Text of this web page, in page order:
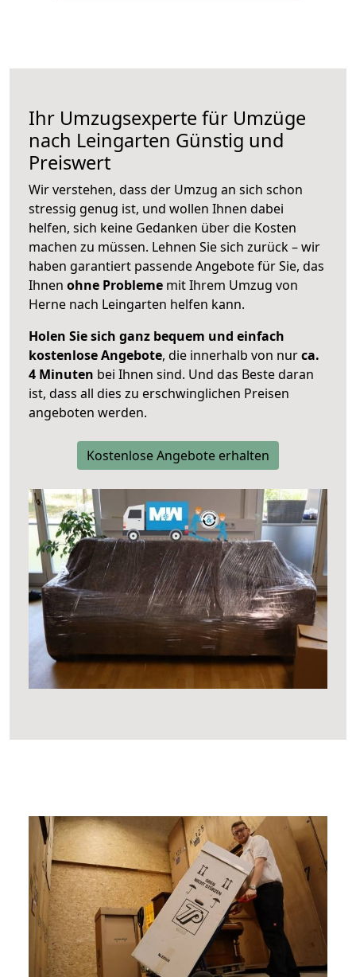
Ihr Umzugsexperte für Umzüge
nach Leingarten Günstig und
Preiswert
Wir verstehen, dass der Umzug an sich schon
stressig genug ist, und wollen Ihnen dabei
helfen, sich keine Gedanken über die Kosten
machen zu müssen. Lehnen Sie sich zurück – wir
haben garantiert passende Angebote für Sie, das
Ihnen ohne Probleme mit Ihrem Umzug von
Herne nach Leingarten helfen kann.
Holen Sie sich ganz bequem und einfach
kostenlose Angebote, die innerhalb von nurca.
4 Minuten bei Ihnen sind. Und das Beste daran
ist, dass all dies zu erschwinglichen Preisen
angeboten werden.
Kostenlose Angebote erhalten